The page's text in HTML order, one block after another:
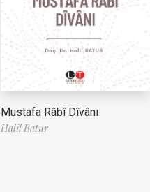
Mustafa Râbî Dîvânı
Halil Batur